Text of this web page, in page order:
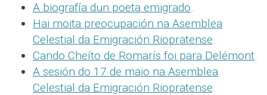
A biografía dun poeta emigrado.
Hai moita preocupación na Asemblea
Celestial da Emigración Riopratense.
Cando Cheíto de Romarís foi para Delémont.
A sesión do 17 de maio na Asemblea
Celestial da Emigración Riopratense.